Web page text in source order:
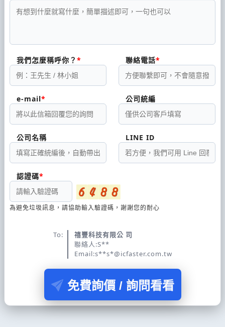
我們怎麼稱呼你？ 聯絡電話
e-mail 公司統編
公司名稱 LINE ID
認證碼
為避免垃圾訊息，請協助輸入驗證碼，謝謝您的耐心
To:
禧豐科技有限公 司
聯絡人:S**
Email:s**s*@icfaster.com.tw
免費詢價 / 詢問看看